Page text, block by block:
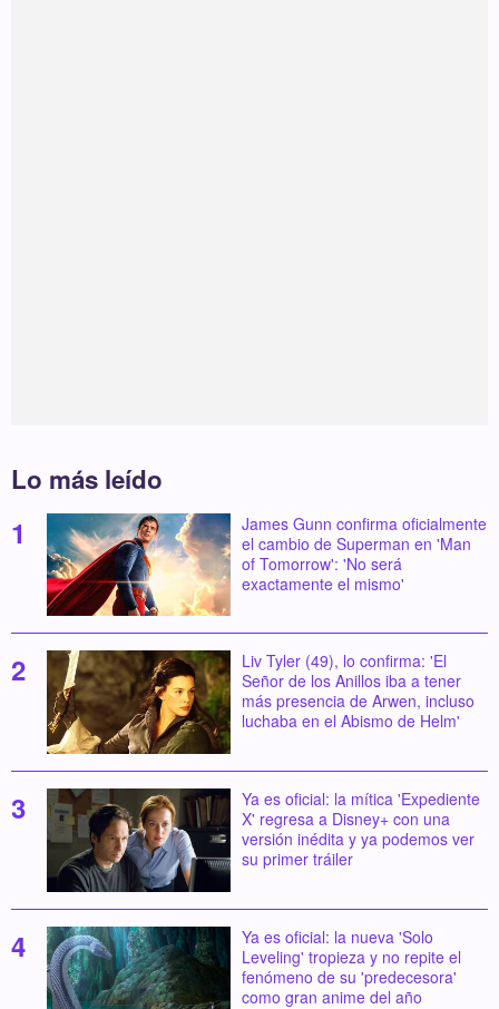
Lo más leído
James Gunn confirma oficialmente
el cambio de Superman en 'Man
of Tomorrow': 'No será
exactamente el mismo'
Liv Tyler (49), lo confirma: 'El
Señor de los Anillos iba a tener
más presencia de Arwen, incluso
luchaba en el Abismo de Helm'
Ya es oficial: la mítica 'Expediente
X' regresa a Disney+ con una
versión inédita y ya podemos ver
su primer tráiler
Ya es oficial: la nueva 'Solo
Leveling' tropieza y no repite el
fenómeno de su 'predecesora'
como gran anime del año